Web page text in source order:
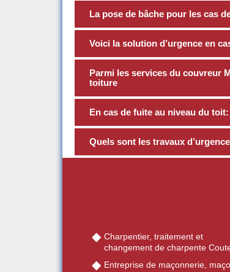
La pose de bâche pour les cas
Voici la solution d’urgence en
Parmi les services du couvreur
toiture
En cas de fuite au niveau du
Quels sont les travaux
Charpentier, traitement et
changement de charpente
Entreprise de maçonnerie,